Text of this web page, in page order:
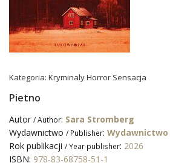
Kategoria: Kryminaly Horror Sensacja
Pietno
Autor / Author: Sara Stromberg
Wydawnictwo / Publisher: Wydawnictwo
Rok publikacji / Year publisher: 2026
ISBN: 978-83-68758-51-1